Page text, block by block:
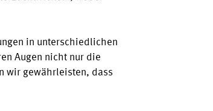
in unterschiedlichen
Augen nicht nur die
wir gewährleisten, dass